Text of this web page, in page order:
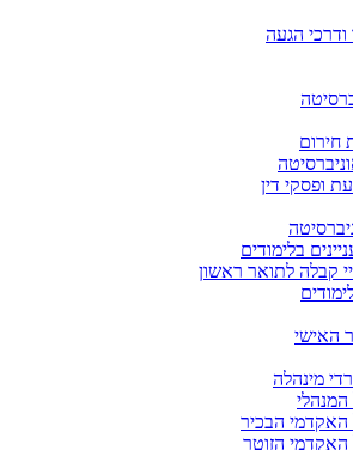
הגעה
חירום
ופסקי דין
בלימודים
קבלה לתואר ראשון
האישי
מינהלה
המנהלי
האקדמי הבכיר
האקדמי הזוטר